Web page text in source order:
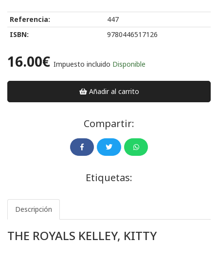
Referencia:
447
ISBN:
9780446517126
16.00€ Impuesto incluido Disponible
Añadir al carrito
Compartir:
Etiquetas:
Descripción
THE ROYALS KELLEY, KITTY